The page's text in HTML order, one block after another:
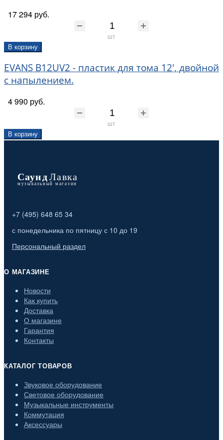
17 294 руб.
шт
В корзину
EVANS B12UV2 - пластик для тома 12', двойной
с напылением.
4 990 руб.
шт
В корзину
+7 (495) 648 65 34
с понедельника по пятницу с 10 до 19
Персональный раздел
О МАГАЗИНЕ
Новости
Как купить
Доставка
О магазине
Гарантия
Контакты
КАТАЛОГ ТОВАРОВ
Звуковое оборудование
Световое оборудование
Музыкальные инструменты
Коммутация
Аксессуары